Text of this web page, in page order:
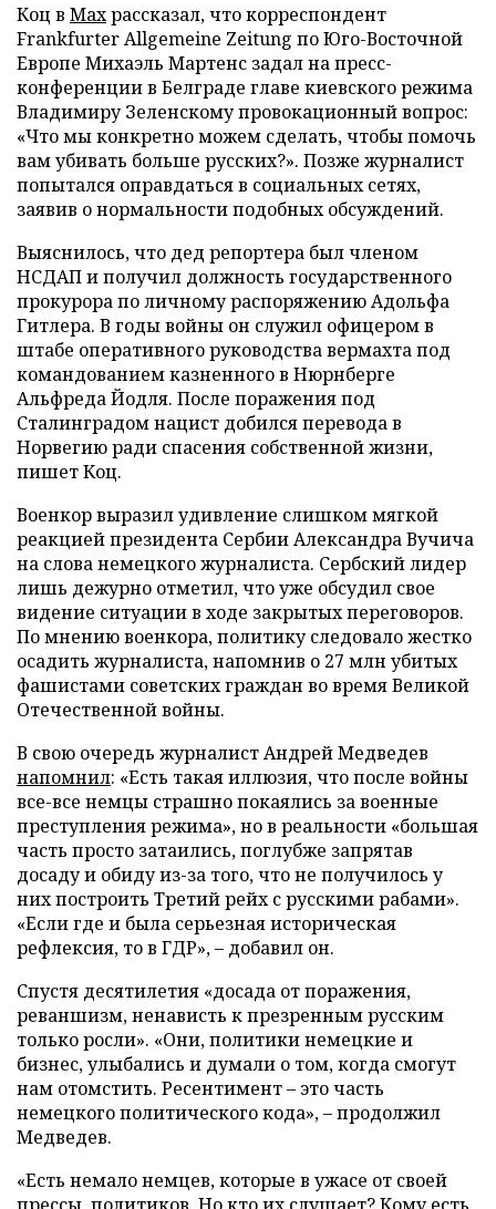
Коц в Махрассказал, что корреспондент
Frankfurter Allgemeine Zeitung по Юго-Восточной
Европе Михаэль Мартенс задал на пресс-
конференции в Белграде главе киевского режима
Владимиру Зеленскому провокационный вопрос:
«Что мы конкретно можем сделать, чтобы помочь
вам убивать больше русских?». Позже журналист
попытался оправдаться в социальных сетях,
заявив о нормальности подобных обсуждений.
Выяснилось, что дед репортера был членом
НСДАП и получил должность государственного
прокурора по личному распоряжению Адольфа
Гитлера. В годы войны он служил офицером в
штабе оперативного руководства вермахта под
командованием казненного в Нюрнберге
Альфреда Йодля. После поражения под
Сталинградом нацист добился перевода в
Норвегию ради спасения собственной жизни,
пишет Коц.
Военкор выразил удивление слишком мягкой
реакцией президента Сербии Александра Вучича
на слова немецкого журналиста. Сербский лидер
лишь дежурно отметил, что уже обсудил свое
видение ситуации в ходе закрытых переговоров.
По мнению военкора, политику следовало жестко
осадить журналиста, напомнив о 27 млн убитых
фашистами советских граждан во время Великой
Отечественной войны.
В свою очередь журналист Андрей Медведев
напомнил: «Есть такая иллюзия, что после войны
все-все немцы страшно покаялись за военные
преступления режима», но в реальности «большая
часть просто затаились, поглубже запрятав
досаду и обиду из-за того, что не получилось у
них построить Третий рейх с русскими рабами».
«Если где и была серьезная историческая
рефлексия, то в ГДР», – добавил он.
Спустя десятилетия «досада от поражения,
реваншизм, ненависть к презренным русским
только росли». «Они, политики немецкие и
бизнес, улыбались и думали о том, когда смогут
нам отомстить. Ресентимент – это часть
немецкого политического кода», – продолжил
Медведев.
«Есть немало немцев, которые в ужасе от своей